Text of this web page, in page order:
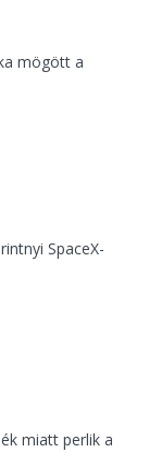
mögött a
SpaceX-
miatt perlik a